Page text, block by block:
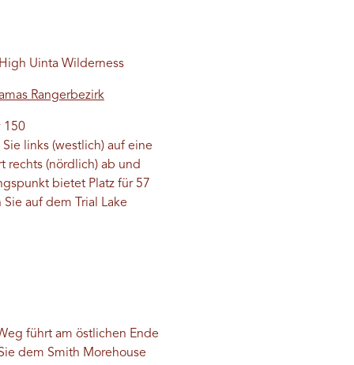
Uinta Wilderness
Rangerbezirk
150
links (westlich) auf eine
rechts (nördlich) ab und
bietet Platz für 57
auf dem Trial Lake
führt am östlichen Ende
dem Smith Morehouse